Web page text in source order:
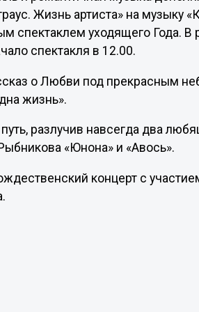
Жизнь артиста» на музыку
спектаклем уходящего Года. В
спектакля в 12.00.
о Любви под прекрасным
жизнь».
разлучив навсегда два
«Юнона» и «Авось».
концерт с